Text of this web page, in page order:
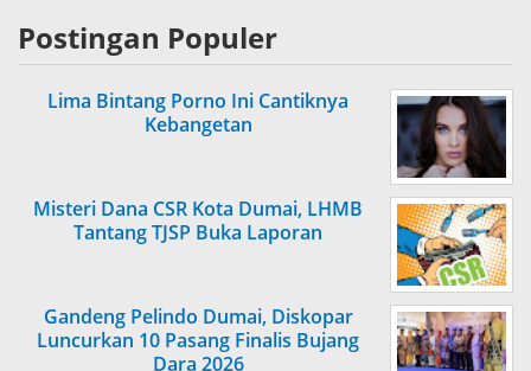
Postingan Populer
Lima Bintang Porno Ini Cantiknya
Kebangetan
Misteri Dana CSR Kota Dumai, LHMB
Tantang TJSP Buka Laporan
Gandeng Pelindo Dumai, Diskopar
Luncurkan 10 Pasang Finalis Bujang
Dara 2026